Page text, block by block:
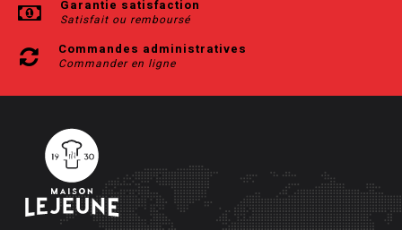
Garantie satisfaction
Satisfait ou remboursé
Commandes administratives
Commander en ligne